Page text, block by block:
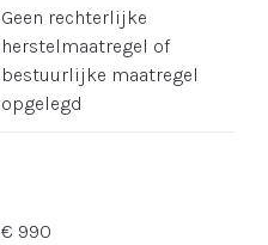
Geen rechterlijke
herstelmaatregel of
bestuurlijke maatregel
opgelegd
€ 990